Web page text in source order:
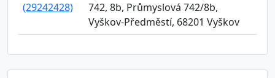
(29242428)
742, 8b, Průmyslová 742/8b,
Vyškov-Předměstí, 68201 Vyškov